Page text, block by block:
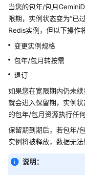
白
皮
资
源
持
区
域
系
权
当您的包年/包月
限期，实例状态变为“已
Redis实例，但以下操作
变更实例规格
包年/包月转按需
退订
如果您在宽限期内仍未
就会进入保留期，实例
的包年/包月资源执行任何
保留期到期后，若包年/
实例将被释放，数据无法
说明：